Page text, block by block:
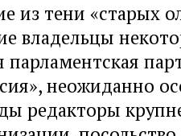
из тени «старых
владельцы
парламентская
неожиданно
редакторы